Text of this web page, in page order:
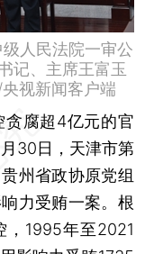
人民法院一审公
记、主席王富玉
视新闻客户端
贪腐超4亿元的官
30日，天津市第
州省政协原党组
力受贿一案。根
，1995年至2021